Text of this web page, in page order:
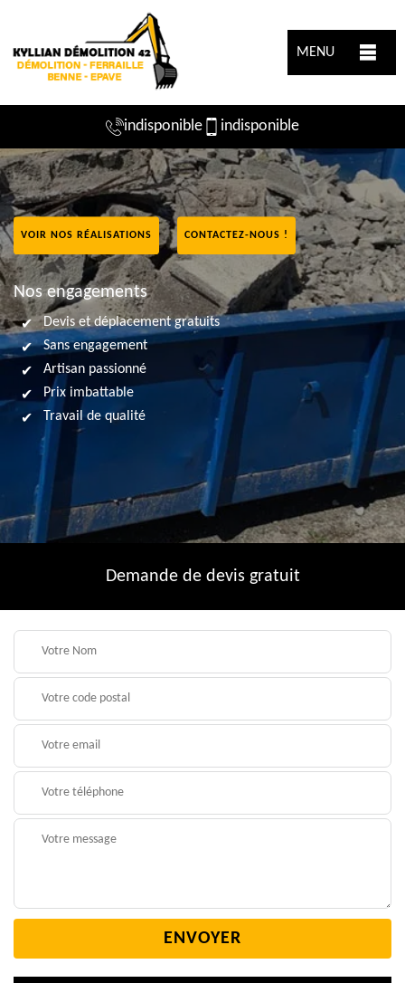
MENU
indisponible indisponible
VOIR NOS RÉALISATIONS CONTACTEZ-NOUS !
Nos engagements
Devis et déplacement gratuits
Sans engagement
Artisan passionné
Prix imbattable
Travail de qualité
Demande de devis gratuit